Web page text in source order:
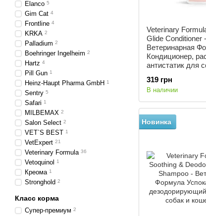
Veterinary
Glide Conditioner -
Ветеринарная
Кондиционер,
антистатик для
319 грн
В наличии
Новинка
Elanco 5
Gim Cat 4
Frontline 4
KRKA 2
Palladium 2
Boehringer Ingelheim 2
Hartz 4
Pill Gun 1
Heinz-Haupt Pharma GmbH 1
Sentry 5
Safari 1
MILBEMAX 2
Salon Select 2
VET`S BEST 1
VetExpert 21
Veterinary Formula 36
Vetoquinol 1
Креома 1
Stronghold 2
Класс корма
Супер-премиум 2